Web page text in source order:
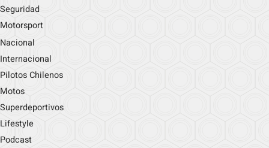
Seguridad
Motorsport
Nacional
Internacional
Pilotos Chilenos
Motos
Superdeportivos
Lifestyle
Podcast